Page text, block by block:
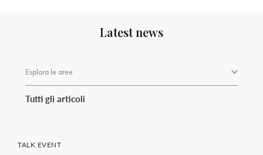
Latest news
Esplora le aree
Tutti gli articoli
TALK EVENT